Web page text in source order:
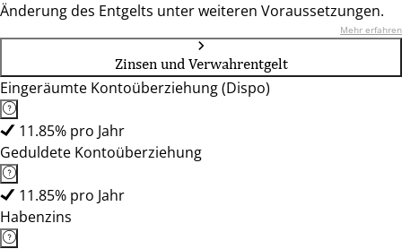
Änderung des Entgelts unter weiteren Voraussetzungen.
Mehr erfahren
Zinsen und Verwahrentgelt
Eingeräumte Kontoüberziehung (Dispo)
11.85% pro Jahr
Geduldete Kontoüberziehung
11.85% pro Jahr
Habenzins